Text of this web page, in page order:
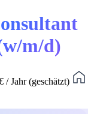
m/d)
/ Jahr (geschätzt)